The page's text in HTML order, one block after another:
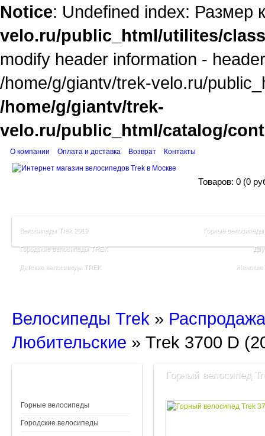
Notice: Undefined index: Размер
velo.ru/public_html/utilites/
modify header information -
/home/g/giantv/trek-velo.ru/
/home/g/giantv/trek-
velo.ru/public_html/catalog/
Товаров: 0 (0
О компании Оплата и доставка Возврат Контакты
Велосипеды Trek 2019 Горные
Городские велосипеды TREK
Детские велосипеды TREK Женские
Велосипеды Trek »
Любительские » Trek 3700 D
Горные велосипеды
Городские велосипеды
Горный велосипед